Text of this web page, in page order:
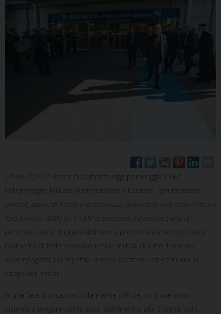
(21-05-2026) Ai nastri di partenza oggi pomeriggio il 66°
Pellegrinaggio Militare Internazionale a Lourdes. I partecipanti
loro familiari, 4000 su 17000 le presenze italiane)
iniziano un
percorso che si chiuderà domenica prossima e che costituisce
momento di forte comunione tra i militari di tutto il mondo,
accompagnati dai rispettivi vescovi castrensi con centinaia di
cappellani militari.
In una fase storica particolarmente difficile, si ritroveranno
insieme a pregare per la pace, dall’America alla Spagna, dalla